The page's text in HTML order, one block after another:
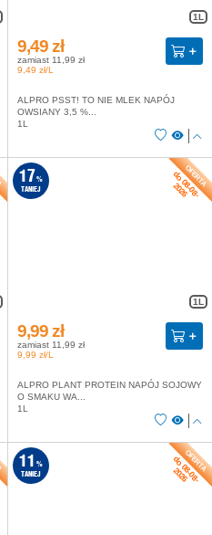
1L
9,49 zł
zamiast 11,99 zł
9,49 zł/L
ALPRO PSST! TO NIE MLEK NAPÓJ
OWSIANY 3,5 %...
1L
1L
do 08-08-
2026
17 %
TANIEJ
9,99 zł
zamiast 11,99 zł
9,99 zł/L
ALPRO PLANT PROTEIN NAPÓJ SOJOWY
O SMAKU WA...
1L
do 08-08-
2026
11
%
TANIEJ